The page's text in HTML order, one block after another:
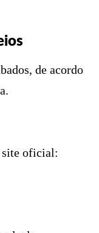
de acordo
site oficial: